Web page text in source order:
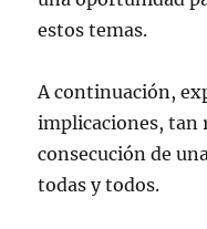
estos temas.
A continuación,
implicaciones, tan
consecución de
todas y todos.